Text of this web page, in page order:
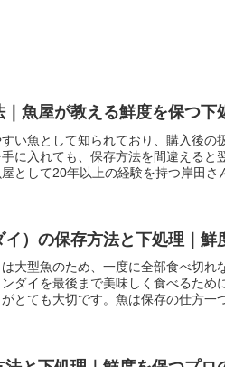
｜魚屋が教える鮮度を保つ下
い魚として知られており、購入後の
に入れても、保存方法を間違えると
として20年以上の経験を持つ岸田さ
イ）の保存方法と下処理｜鮮
大型魚のため、一度に全部食べ切れ
ダイを最後まで美味しく食べるため
とても大切です。魚は保存の仕方一